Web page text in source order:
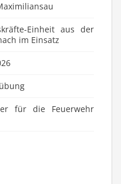
Einheit aus der
im Einsatz
für die Feuerwehr